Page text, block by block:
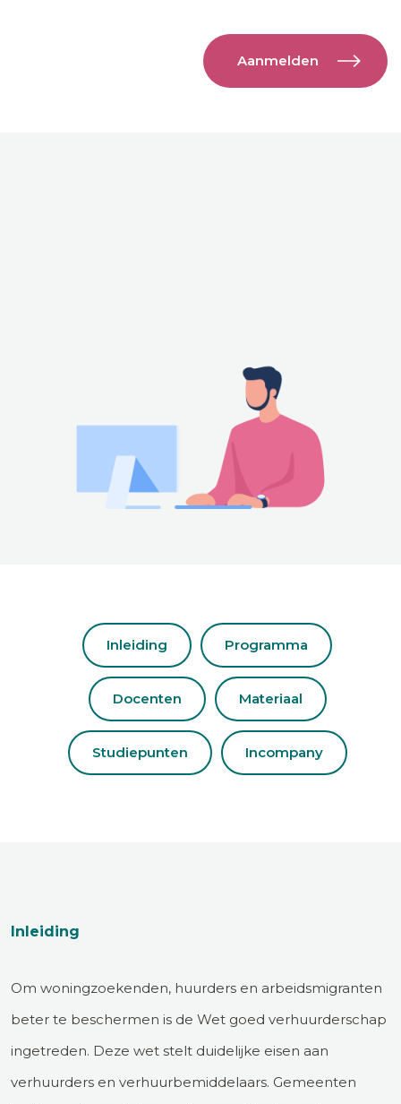
Aanmelden
Inleiding Programma
Docenten Materiaal
Studiepunten Incompany
Inleiding
Om woningzoekenden, huurders en arbeidsmigranten
beter te beschermen is de Wet goed verhuurderschap
ingetreden. Deze wet stelt duidelijke eisen aan
verhuurders en verhuurbemiddelaars. Gemeenten